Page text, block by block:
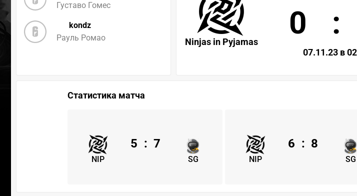
Густаво Гомес
kondz
Рауль Ромао
Ninjas in Pyjamas
0 :
07.11.23 в
Статистика матча
NIP SG
5 : 7
NIP SG
6 : 8